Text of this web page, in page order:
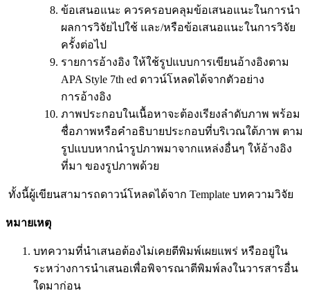
ข้อเสนอแนะ ควรครอบคลุมข้อเสนอแนะในการนำ
ผลการวิจัยไปใช้ และ/หรือข้อเสนอแนะในการวิจัย
ครั้งต่อไป
รายการอ้างอิง ให้ใช้รูปแบบการเขียนอ้างอิงตาม
APA Style 7th ed ดาวน์โหลดได้จากตัวอย่าง
การอ้างอิง
ภาพประกอบในเนื้อหาจะต้องเรียงลำดับภาพ พร้อม
ชื่อภาพหรือคำอธิบายประกอบที่บริเวณใต้ภาพ ตาม
รูปแบบหากนำรูปภาพมาจากแหล่งอื่นๆ ให้อ้างอิง
ที่มา ของรูปภาพด้วย
ทั้งนี้ผู้เขียนสามารถดาวน์โหลดได้จาก Template บทความวิจัย
หมายเหตุ
บทความที่นำเสนอต้องไม่เคยตีพิมพ์เผยแพร่ หรืออยู่ใน
ระหว่างการนำเสนอเพื่อพิจารณาตีพิมพ์ลงในวารสารอื่น
ใดมาก่อน